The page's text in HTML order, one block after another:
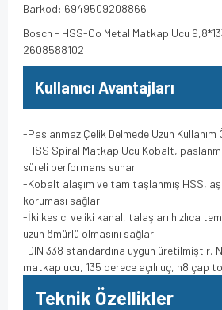
Barkod: 6949509208866
Bosch - HSS-Co Metal Matkap Ucu
2608588102
Kullanıcı Avantajları
-Paslanmaz Çelik Delmede Uzun Kullanım
-HSS Spiral Matkap Ucu Kobalt,
süreli performans sunar
-Kobalt alaşım ve tam taşlanmış HSS,
koruması sağlar
-İki kesici ve iki kanal, talaşları hızlıca
uzun ömürlü olmasını sağlar
-DIN 338 standardına uygun üretilmiştir,
matkap ucu, 135 derece açılı uç, h8 çap
Teknik Özellikler